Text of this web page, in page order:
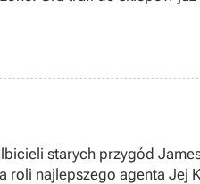
starych przygód
najlepszego agenta Jej